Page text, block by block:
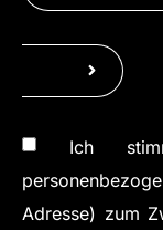
Ich
Adresse) zum